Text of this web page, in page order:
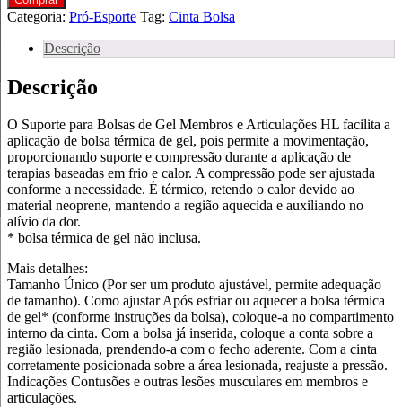
Categoria: Pró-Esporte Tag: Cinta Bolsa
Descrição
Descrição
O Suporte para Bolsas de Gel Membros e Articulações HL facilita a
aplicação de bolsa térmica de gel, pois permite a movimentação,
proporcionando suporte e compressão durante a aplicação de
terapias baseadas em frio e calor. A compressão pode ser ajustada
conforme a necessidade. É térmico, retendo o calor devido ao
material neoprene, mantendo a região aquecida e auxiliando no
alívio da dor.
* bolsa térmica de gel não inclusa.
Mais detalhes:
Tamanho Único (Por ser um produto ajustável, permite adequação
de tamanho). Como ajustar Após esfriar ou aquecer a bolsa térmica
de gel* (conforme instruções da bolsa), coloque-a no compartimento
interno da cinta. Com a bolsa já inserida, coloque a conta sobre a
região lesionada, prendendo-a com o fecho aderente. Com a cinta
corretamente posicionada sobre a área lesionada, reajuste a pressão.
Indicações Contusões e outras lesões musculares em membros e
articulações.